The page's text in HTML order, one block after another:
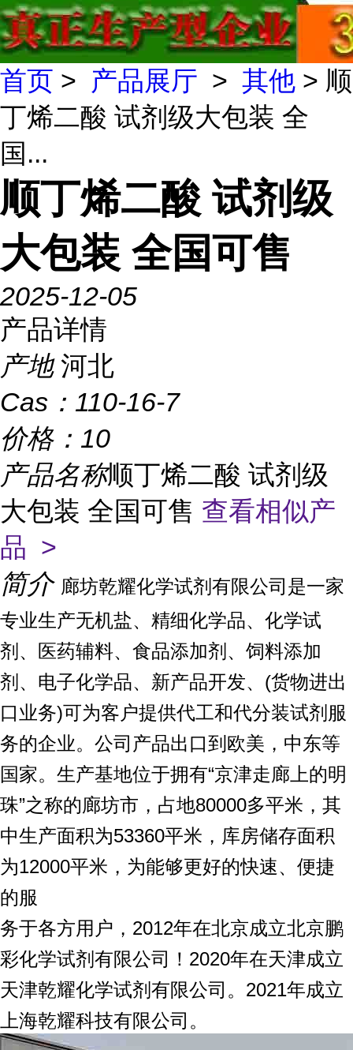
首页 > 产品展厅 > 其他 > 顺
丁烯二酸 试剂级大包装 全
国...
顺丁烯二酸 试剂级
大包装 全国可售
2025-12-05
产品详情
产地 河北
Cas： 110-16-7
价格： 10
产品名称顺丁烯二酸 试剂级
大包装 全国可售 查看相似产
品 >
简介 廊坊乾耀化学试剂有限公司是一家
专业生产无机盐、精细化学品、化学试
剂、医药辅料、食品添加剂、饲料添加
剂、电子化学品、新产品开发、(货物进出
口业务)可为客户提供代工和代分装试剂服
务的企业。公司产品出口到欧美，中东等
国家。生产基地位于拥有“京津走廊上的明
珠”之称的廊坊市，占地80000多平米，其
中生产面积为53360平米，库房储存面积
为12000平米，为能够更好的快速、便捷
的服
务于各方用户，2012年在北京成立北京鹏
彩化学试剂有限公司！2020年在天津成立
天津乾耀化学试剂有限公司。2021年成立
上海乾耀科技有限公司。